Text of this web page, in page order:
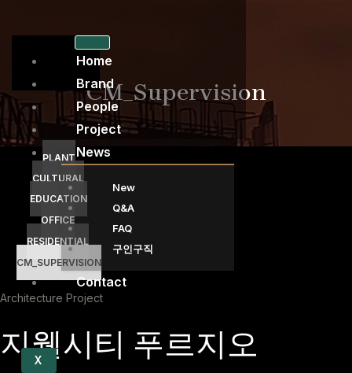
건
뛰
Home
Brand
People
Project
News
New
Q&A
FAQ
구인구직
Contact
X
CM_Supervision
PLANT
CULTURAL
EDUCATION
OFFICE
RESIDENTIAL
CM_SUPERVISION
Architecture Project
지웰시티 푸르지오